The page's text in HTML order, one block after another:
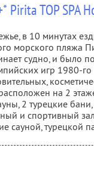
Pirita TOP SPA
в 10 минутах
морского пляжа
судно, и было
игр 1980-го
на 2
2 турецкие
и спортивный
сауной, турецкой